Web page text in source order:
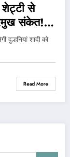
शेट्टी से
संकेत!…
दुल्हनियां शादी को
Read More